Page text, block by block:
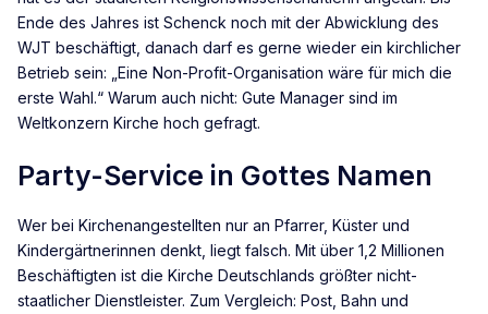
Ende des Jahres ist Schenck noch mit der Abwicklung des
WJT beschäftigt, danach darf es gerne wieder ein kirchlicher
Betrieb sein: „Eine Non-Profit-Organisation wäre für mich die
erste Wahl.“ Warum auch nicht: Gute Manager sind im
Weltkonzern Kirche hoch gefragt.
Party-Service in Gottes Namen
Wer bei Kirchenangestellten nur an Pfarrer, Küster und
Kindergärtnerinnen denkt, liegt falsch. Mit über 1,2 Millionen
Beschäftigten ist die Kirche Deutschlands größter nicht-
staatlicher Dienstleister. Zum Vergleich: Post, Bahn und